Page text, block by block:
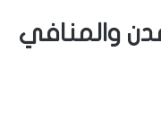
والمنافي